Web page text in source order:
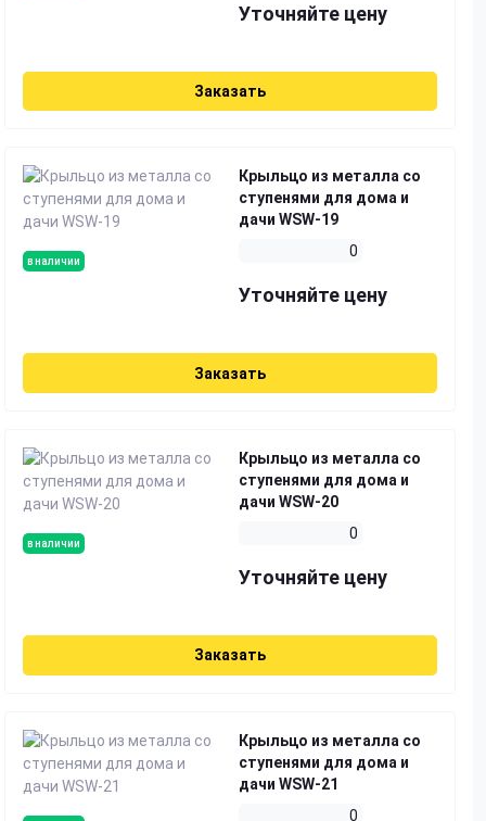
Уточняйте цену
Заказать
в наличии
Крыльцо из металла со
ступенями для дома и
дачи WSW-19
0
Уточняйте цену
Заказать
в наличии
Крыльцо из металла со
ступенями для дома и
дачи WSW-20
0
Уточняйте цену
Заказать
Крыльцо из металла со
ступенями для дома и
дачи WSW-21
0